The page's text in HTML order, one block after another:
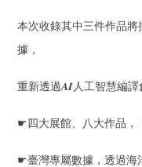
本次收錄其中三件作品
據，
重新透過𝑨𝑰 人工智慧編譯
☛ 四大展館、八大作品，
☛臺灣專屬數據，透過海